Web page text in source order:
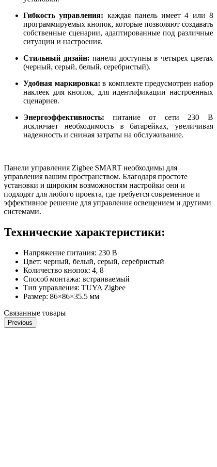
Гибкость управления: каждая панель имеет 4 или 8
программируемых кнопок, которые позволяют создавать
собственные сценарии, адаптированные под различные
ситуации и настроения.
Стильный дизайн: панели доступны в четырех цветах
(черный, серый, белый, серебристый).
Удобная маркировка: в комплекте предусмотрен набор
наклеек для кнопок, для идентификации настроенных
сценариев.
Энергоэффективность: питание от сети 230 В
исключает необходимость в батарейках, увеличивая
надежность и снижая затраты на обслуживание.
Панели управления Zigbee SMART необходимы для
управления вашим пространством. Благодаря простоте
установки и широким возможностям настройки они и
подходят для любого проекта, где требуется современное и
эффективное решение для управления освещением и другими
системами.
Технические характеристики:
Напряжение питания: 230 В
Цвет: черный, белый, серый, серебристый
Количество кнопок: 4, 8
Способ монтажа: встраиваемый
Тип управления: TUYA Zigbee
Размер: 86×86×35.5 мм
Связанные товары
Previous